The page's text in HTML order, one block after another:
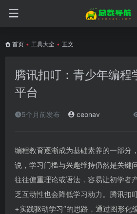
首页 • 工具大全 • 正文
腾讯扣叮：青少年编程
平台
5个月前发布 ceonav
编程教育逐渐成为基础素养的一部分
说，学习门槛与兴趣维持仍然是关键
往往偏重理论或语法，容易让初学者
乏互动性也会降低学习动力。腾讯扣
+实践驱动学习”的思路，通过图形化